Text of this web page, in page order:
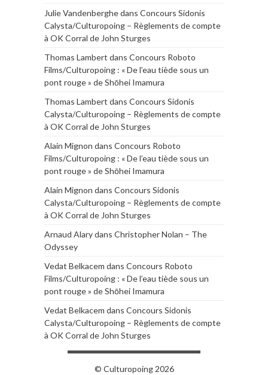
Julie Vandenberghedans Concours Sidonis
Calysta/Culturopoing – Règlements de compte
à OK Corral de John Sturges
Thomas Lambert dans Concours Roboto
Films/Culturopoing : « De l’eau tiède sous un
pont rouge » de Shōhei Imamura
Thomas Lambert dans Concours Sidonis
Calysta/Culturopoing – Règlements de compte
à OK Corral de John Sturges
Alain Mignon dans Concours Roboto
Films/Culturopoing : « De l’eau tiède sous un
pont rouge » de Shōhei Imamura
Alain Mignon dans Concours Sidonis
Calysta/Culturopoing – Règlements de compte
à OK Corral de John Sturges
Arnaud Alarydans Christopher Nolan – The
Odyssey
Vedat Belkacem dans Concours Roboto
Films/Culturopoing : « De l’eau tiède sous un
pont rouge » de Shōhei Imamura
Vedat Belkacem dans Concours Sidonis
Calysta/Culturopoing – Règlements de compte
à OK Corral de John Sturges
© Culturopoing 2026